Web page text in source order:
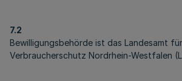
7.2
Bewilligungsbehörde ist das Landesamt
Verbraucherschutz Nordrhein-Westfalen